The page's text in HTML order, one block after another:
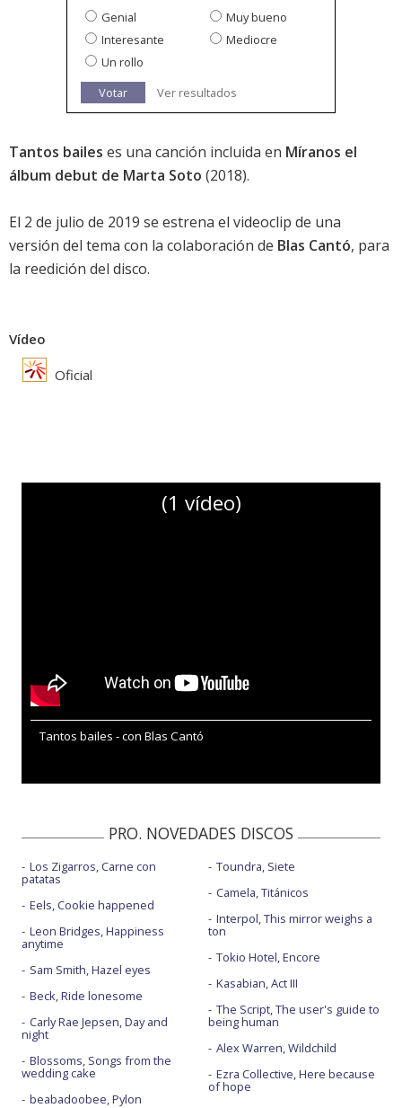
Genial
Muy bueno
Interesante
Mediocre
Un rollo
Votar
Ver resultados
Tantos bailes es una canción incluida en Míranos el
álbum debut de Marta Soto (2018).
El 2 de julio de 2019 se estrena el videoclip de una
versión del tema con la colaboración de Blas Cantó, para
la reedición del disco.
Vídeo
Oficial
(1 vídeo)
Tantos bailes - con Blas Cantó
PRO. NOVEDADES DISCOS
Los Zigarros, Carne con
patatas
Eels, Cookie happened
Leon Bridges, Happiness
anytime
Sam Smith, Hazel eyes
Beck, Ride lonesome
Carly Rae Jepsen, Day and
night
Blossoms, Songs from the
wedding cake
beabadoobee, Pylon
Toundra, Siete
Camela, Titánicos
Interpol, This mirror weighs a
ton
Tokio Hotel, Encore
Kasabian, Act III
The Script, The user's guide to
being human
Alex Warren, Wildchild
Ezra Collective, Here because
of hope